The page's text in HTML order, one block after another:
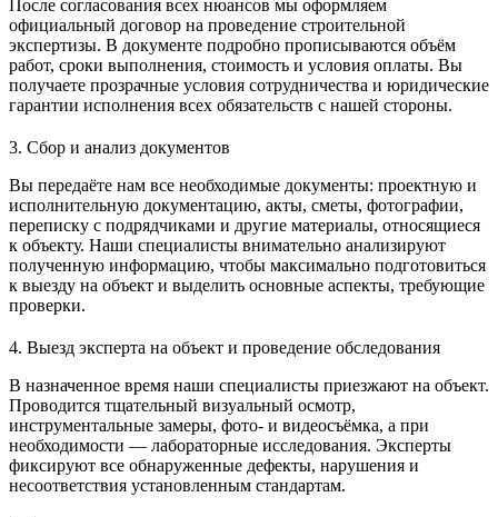
После согласования всех нюансов мы оформляем
официальный договор на проведение строительной
экспертизы. В документе подробно прописываются объём
работ, сроки выполнения, стоимость и условия оплаты. Вы
получаете прозрачные условия сотрудничества и юридические
гарантии исполнения всех обязательств с нашей стороны.
3. Сбор и анализ документов
Вы передаёте нам все необходимые документы: проектную и
исполнительную документацию, акты, сметы, фотографии,
переписку с подрядчиками и другие материалы, относящиеся
к объекту. Наши специалисты внимательно анализируют
полученную информацию, чтобы максимально подготовиться
к выезду на объект и выделить основные аспекты, требующие
проверки.
4. Выезд эксперта на объект и проведение обследования
В назначенное время наши специалисты приезжают на объект.
Проводится тщательный визуальный осмотр,
инструментальные замеры, фото- и видеосъёмка, а при
необходимости — лабораторные исследования. Эксперты
фиксируют все обнаруженные дефекты, нарушения и
несоответствия установленным стандартам.